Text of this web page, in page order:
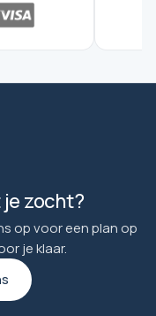
zocht?
op voor een plan op
je klaar.